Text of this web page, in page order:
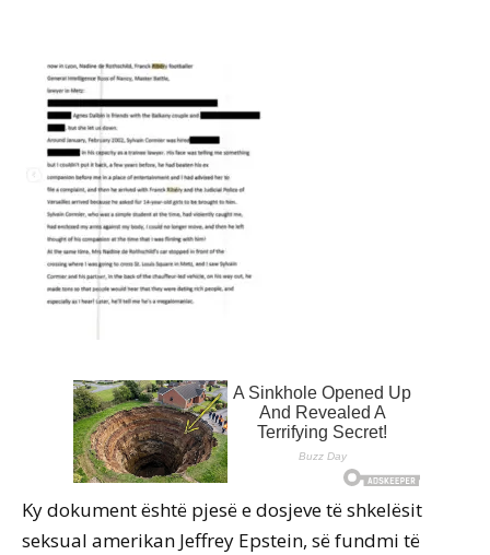
Ky dokument është pjesë e dosjeve të shkelësit
seksual amerikan Jeffrey Epstein, së fundmi të